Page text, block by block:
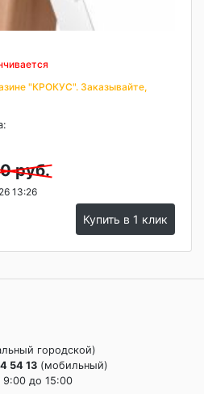
"КРОКУС". Заказывайте,
руб.
13:26
Купить в 1 клик
городской)
54 13 (мобильный)
9:00 до 15:00